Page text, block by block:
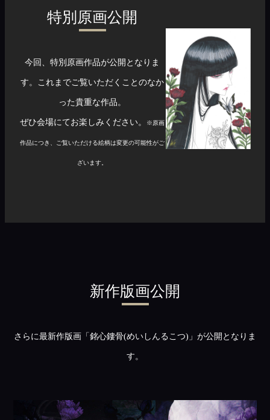
特別原画公開
今回、特別原画作品が公開となりま
す。 これまでご覧いただくことのなか
った貴重な作品。
ぜひ会場にてお楽しみください。 ※原画
作品につき、ご覧いただける絵柄は変更の可能性がご
ざいます。
新作版画公開
さらに最新作版画 「銘⼼鏤⾻(めいしんるこつ)」が公開となりま
す。